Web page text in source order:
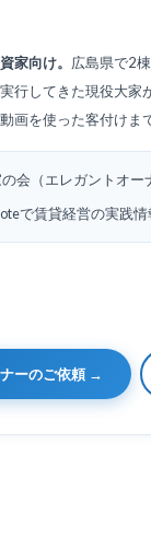
家向け。 広島県で2
行してきた現役大家
画を使った客付けま
会（エレガントオー
で賃貸経営の実践
ーのご依頼 →